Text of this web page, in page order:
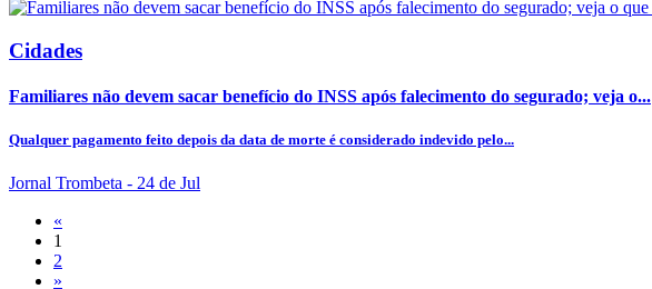
Cidades
Familiares não devem sacar benefício do INSS após falecimento do segurado; veja o...
Qualquer pagamento feito depois da data de morte é considerado indevido pelo...
Jornal Trombeta - 24 de Jul
«
1
2
»